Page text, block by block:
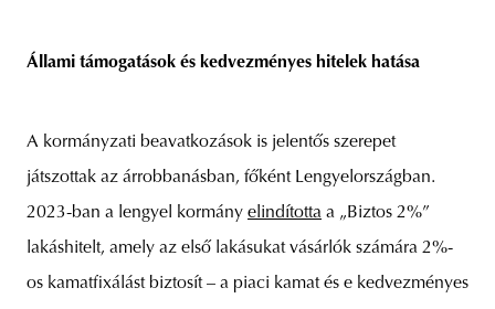
Állami támogatások és kedvezményes hitelek hatása
A kormányzati beavatkozások is jelentős szerepet
játszottak az árrobbanásban, főként Lengyelországban.
2023-ban a lengyel kormány elindította a „Biztos 2%”
lakáshitelt, amely az első lakásukat vásárlók számára 2%-
os kamatfixálást biztosít – a piaci kamat és e kedvezményes